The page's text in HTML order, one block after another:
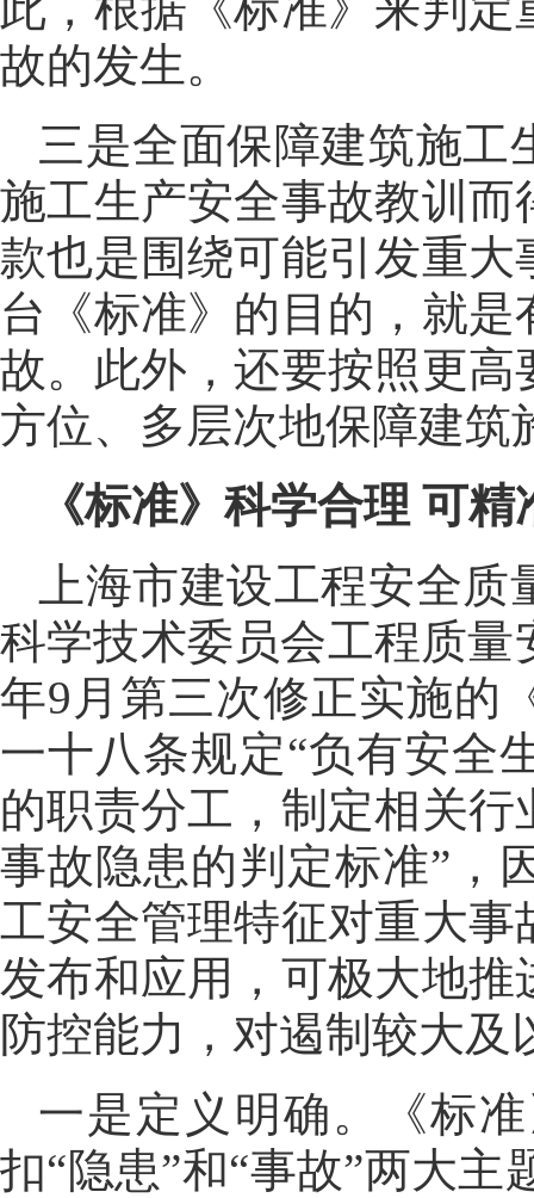
故的发生。
三是全面保障建筑施工
施工生产安全事故教训
款也是围绕可能引发重
台《标准》的目的，就
故。此外，还要按照更
方位、多层次地保障建筑
《标准》科学合理 可
上海市建设工程安全
科学技术委员会工程质量
年9月第三次修正实施的
一十八条规定“负有安全
的职责分工，制定相关
事故隐患的判定标准”，
工安全管理特征对重大
发布和应用，可极大地
防控能力，对遏制较大
一是定义明确。《标
扣“隐患”和“事故”两大主